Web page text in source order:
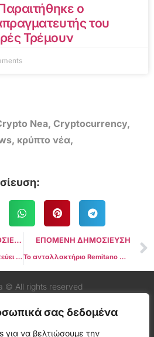
σας δεδομένα
για να βελτιώσουμε την
ο
του
Τρέμουν
Nea, Cryptocurrency,
, κρύπτο νέα,
ΠΡΟΗΓΟΥΜΕΝΗ ΔΗΜΟΣΙΕΥΣΗ
Η Deutsche Bank επιστρατεύει την Taurus για Worldwide Cryptocurrency Custody Solutions
ΕΠΟΜΕΝΗ ΔΗΜΟΣΙΕΥΣΗ
Το ανταλλακτήριο Remitano φέρεται να παραβιάστηκε για 2,7 εκατομμύρια δολάρια. Παγωμένα από την Tether $1.4 εκατομμύρια.
© All rights reserved